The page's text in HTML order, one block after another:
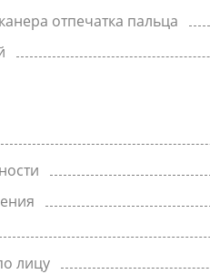
отпечатка пальца
лицу